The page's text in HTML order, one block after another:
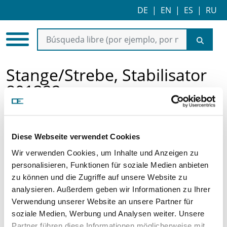
Diese Webseite verwendet Cookies
Wir verwenden Cookies, um Inhalte und Anzeigen zu
personalisieren, Funktionen für soziale Medien anbieten
zu können und die Zugriffe auf unsere Website zu
analysieren. Außerdem geben wir Informationen zu Ihrer
Verwendung unserer Website an unsere Partner für
soziale Medien, Werbung und Analysen weiter. Unsere
DE | EN | ES | RU
Stange/Strebe, Stabilisator
801322
Precio a la carta
SOLICITAR ARTÍCULO